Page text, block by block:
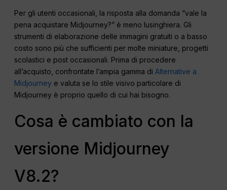
Per gli utenti occasionali, la risposta alla domanda “vale la
pena acquistare Midjourney?” è meno lusinghiera. Gli
strumenti di elaborazione delle immagini gratuiti o a basso
costo sono più che sufficienti per molte miniature, progetti
scolastici e post occasionali. Prima di procedere
all’acquisto, confrontate l’ampia gamma diAlternative a
Midjourney e valuta se lo stile visivo particolare di
Midjourney è proprio quello di cui hai bisogno.
Cosa è cambiato con la
versione Midjourney
V8.2?